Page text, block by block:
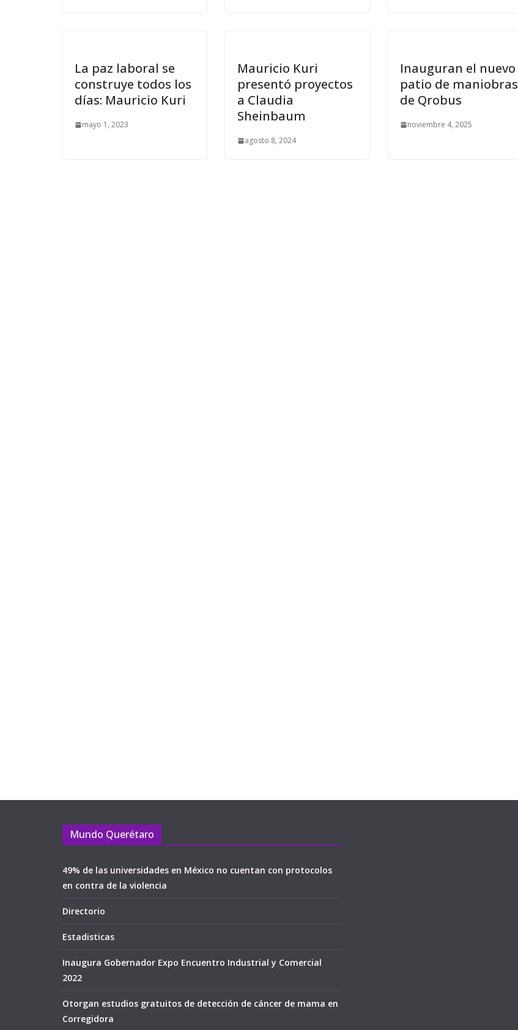
La paz laboral se
construye todos los
días: Mauricio Kuri
mayo 1, 2023
Mauricio Kuri
presentó proyectos
a Claudia
Sheinbaum
agosto 8, 2024
Inauguran el nuevo
patio de maniobras
de Qrobus
noviembre 4, 2025
Mundo Querétaro
49% de las universidades en México no cuentan con protocolos
en contra de la violencia
Directorio
Estadisticas
Inaugura Gobernador Expo Encuentro Industrial y Comercial
2022
Otorgan estudios gratuitos de detección de cáncer de mama en
Corregidora